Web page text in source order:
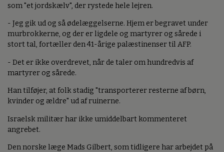
som "et jordskælv", der rystede hele lejren.
- Jeg gik ud og så ødelæggelserne. Hjem er begravet under
murbrokkerne, og der er ligdele og martyrer og sårede i
stort tal, fortæller den 41-årige palæstinenser til AFP.
- Det er ikke overdrevet, når de taler om hundredvis af
martyrer og sårede.
Han tilføjer, at folk stadig "transporterer resterne af børn,
kvinder og ældre" ud af ruinerne.
Israelsk militær har ikke umiddelbart kommenteret
angrebet.
Den norske læge Mads Gilbert, som tidligere har arbejdet på